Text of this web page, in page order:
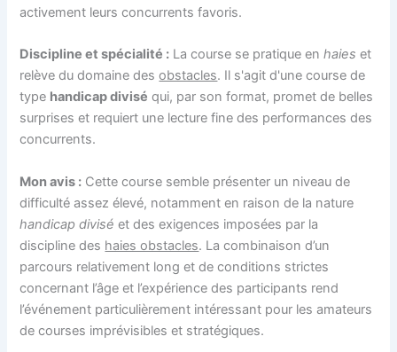
activement leurs concurrents favoris.
Discipline et spécialité : La course se pratique enhaies et
relève du domaine desobstacles. Il s'agit d'une course de
type handicap divisé qui, par son format, promet de belles
surprises et requiert une lecture fine des performances des
concurrents.
Mon avis : Cette course semble présenter un niveau de
difficulté assez élevé, notamment en raison de la nature
handicap divisé et des exigences imposées par la
discipline des haies obstacles. La combinaison d’un
parcours relativement long et de conditions strictes
concernant l’âge et l’expérience des participants rend
l’événement particulièrement intéressant pour les amateurs
de courses imprévisibles et stratégiques.